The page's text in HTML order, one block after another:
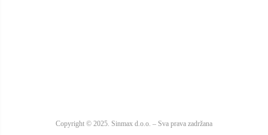
Copyright © 2025. Sinmax d.o.o. – Sva prava zadržana